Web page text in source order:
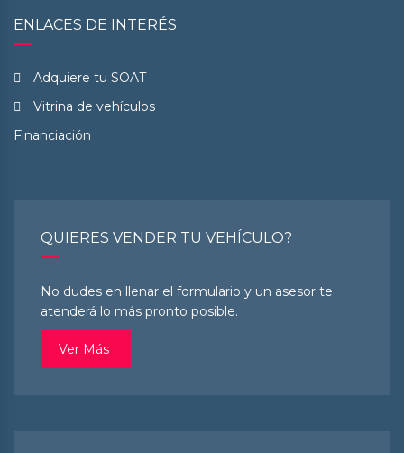
ENLACES DE INTERÉS
Adquiere tu SOAT
Vitrina de vehículos
Financiación
QUIERES VENDER TU VEHÍCULO?
No dudes en llenar el formulario y un asesor te
atenderá lo más pronto posible.
Ver Más